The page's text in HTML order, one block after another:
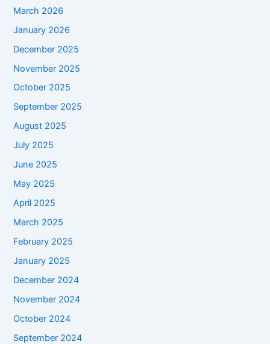
March 2026
January 2026
December 2025
November 2025
October 2025
September 2025
August 2025
July 2025
June 2025
May 2025
April 2025
March 2025
February 2025
January 2025
December 2024
November 2024
October 2024
September 2024